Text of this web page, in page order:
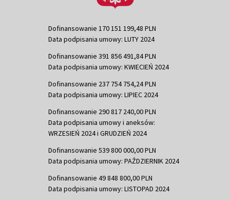
Dofinansowanie 170 151 199,48 PLN
Data podpisania umowy: LUTY 2024
Dofinansowanie 391 856 491,84 PLN
Data podpisania umowy: KWIECIEŃ 2024
Dofinansowanie 237 754 754,24 PLN
Data podpisania umowy: LIPIEC 2024
Dofinansowanie 290 817 240,00 PLN
Data podpisania umowy i aneksów:
WRZESIEŃ 2024 i GRUDZIEŃ 2024
Dofinansowanie 539 800 000,00 PLN
Data podpisania umowy: PAŹDZIERNIK 2024
Dofinansowanie 49 848 800,00 PLN
Data podpisania umowy: LISTOPAD 2024